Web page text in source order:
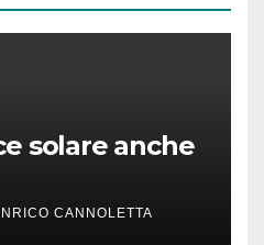
solare anche
CANNOLETTA